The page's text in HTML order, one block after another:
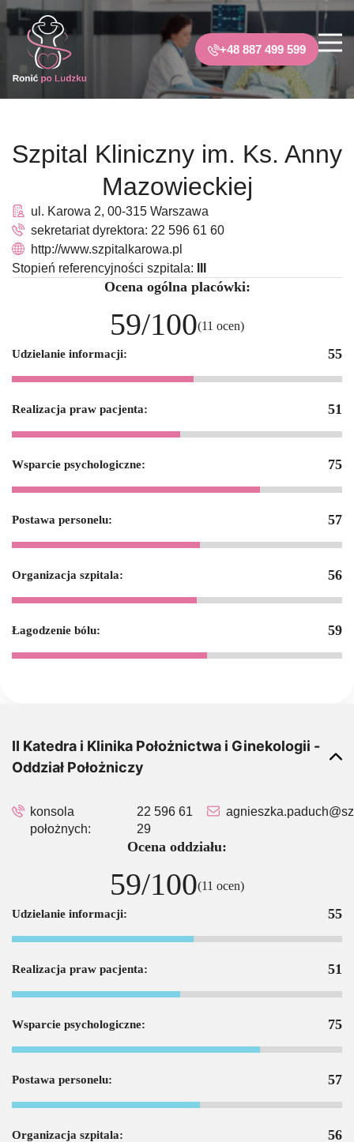
+48 887 499 599
Szpital Kliniczny im. Ks. Anny
Mazowieckiej
ul. Karowa 2, 00-315 Warszawa
sekretariat dyrektora: 22 596 61 60
http://www.szpitalkarowa.pl
Stopień referencyjności szpitala:
Ocena ogólna placówki:
59/100(11 ocen)
Udzielanie informacji: 55
Realizacja praw pacjenta: 51
Wsparcie psychologiczne: 75
Postawa personelu: 57
Organizacja szpitala: 56
Łagodzenie bólu: 59
II Katedra i Klinika Położnictwa i Ginekologii -
Oddział Położniczy
konsola
położnych:
22 596 61
29
Ocena oddziału:
59/100(11 ocen)
Udzielanie informacji: 55
Realizacja praw pacjenta: 51
Wsparcie psychologiczne: 75
Postawa personelu: 57
Organizacja szpitala: 56